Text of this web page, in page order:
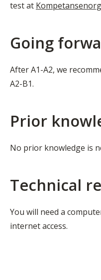
test at
Going
After A1-A2, we
A2-B1.
Prior
No prior knowledge is
Technical
You will need a
internet access.